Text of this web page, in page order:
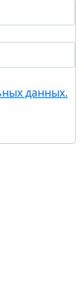
данных.